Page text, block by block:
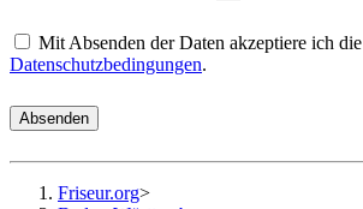
Mit Absenden der Daten akzeptiere ich die
Datenschutzbedingungen.
Absenden
Friseur.org>